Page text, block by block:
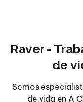
Raver -
de
Somos
de vida en A